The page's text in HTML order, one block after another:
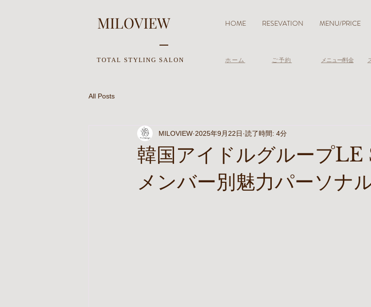
MILOVIEW HOME RESEVATION MENU/PRICE
TOTAL STYLING SALON ホーム ご予約 メニュー/料金
All Posts
韓国アイドルグループ
メンバー別魅力パーソナ
MILOVIEW 2025年9月22日 読了時間: 4分